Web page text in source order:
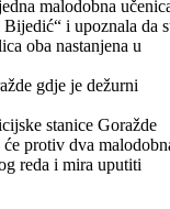
službu Policijske
se u ulici Maršala
malodobna
i upoznala da
oba nastanjena u
gdje je dežurni
stanice Goražde